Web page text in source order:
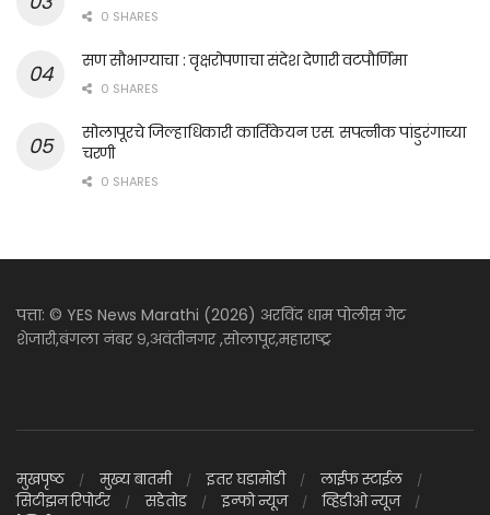
0 SHARES
सण सौभाग्याचा : वृक्षरोपणाचा संदेश देणारी वटपौर्णिमा
0 SHARES
सोलापूरचे जिल्हाधिकारी कार्तिकेयन एस. सपत्नीक पांडुरंगाच्या
चरणी
0 SHARES
पत्ता: © YES News Marathi (2026) अरविंद धाम पोलीस गेट
शेजारी,बंगला नंबर ९,अवंतीनगर ,सोलापूर,महाराष्ट्र
मुखपृष्ठ मुख्य बातमी इतर घडामोडी
लाईफ स्टाईल
सिटीझन रिपोर्टर
सडेतोड इन्फो न्यूज
व्हिडीओ न्यूज